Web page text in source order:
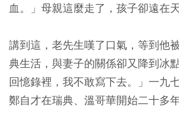
血。」母親這麼走了，孩子卻遠在天
講到這，老先生嘆了口氣，等到他
典生活，與妻子的關係卻又降到冰
回憶錄裡，我不敢寫下去。」一九
鄭自才在瑞典、溫哥華開始二十多